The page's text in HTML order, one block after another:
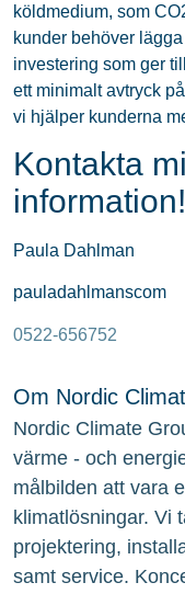
köldmedium, som
kunder behöver
investering som ger
ett minimalt avtryck
vi hjälper kunderna
Kontakta
information!
Paula Dahlman
pauladahlmanscom
0522-656752
Om Nordic
Nordic Climate
värme - och
målbilden att vara
klimatlösningar. Vi
projektering,
samt service.